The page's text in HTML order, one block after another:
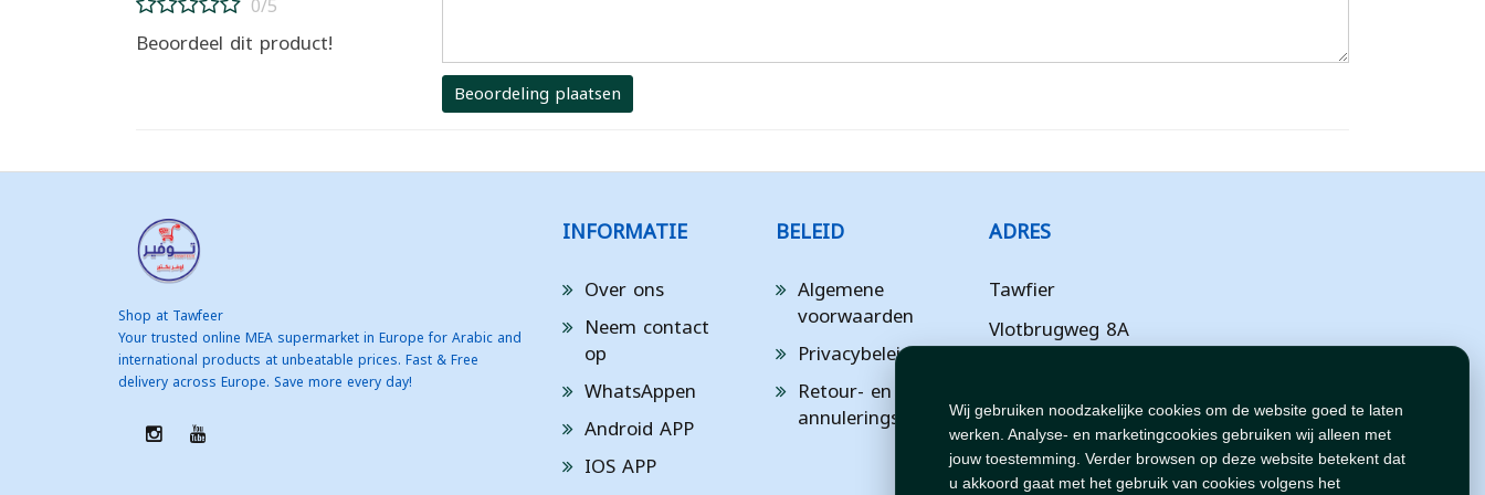
Wij gebruiken noodzakelijke cookies om de website goed te laten
werken. Analyse- en marketingcookies gebruiken wij alleen met
jouw toestemming. Verder browsen op deze website betekent dat
u akkoord gaat met het gebruik van cookies volgens het
Beoordeel dit product!
Beoordeling plaatsen
Shop at Tawfeer
Your trusted online MEA supermarket in Europe for Arabic and
international products at unbeatable prices. Fast & Free
delivery across Europe. Save more every day!
INFORMATIE
Over ons
Neem contact
op
WhatsAppen
Android APP
IOS APP
BELEID
Algemene
voorwaarden
Privacybeleid
Retour- en
annuleringsbeleid
ADRES
Tawfier
Vlotbrugweg 8A
Flevoland
NL